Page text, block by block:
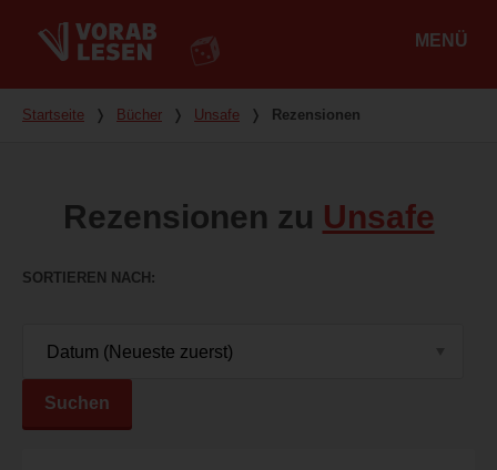
MENÜ
Du bist hier
Startseite ❭ Bücher ❭ Unsafe ❭ Rezensionen
Rezensionen zu Unsafe
SORTIEREN NACH
Suchen